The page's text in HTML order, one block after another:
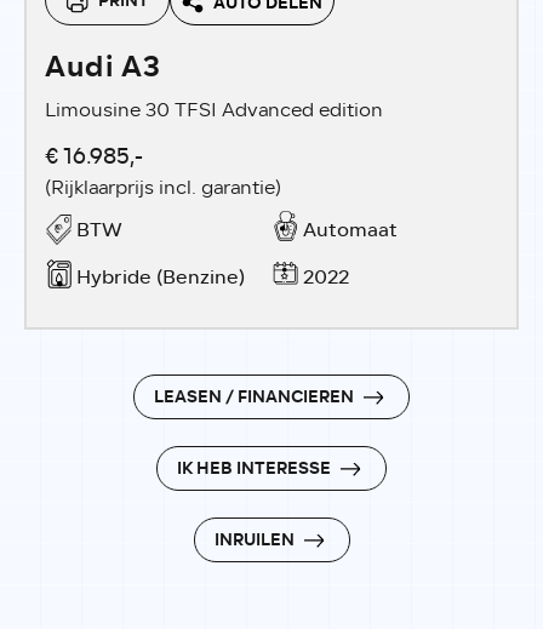
Audi A3
Limousine 30 TFSI Advanced edition
€ 16.985,-
(Rijklaarprijs incl. garantie)
BTW
Automaat
Hybride (Benzine)
2022
LEASEN / FINANCIEREN
IK HEB INTERESSE
INRUILEN